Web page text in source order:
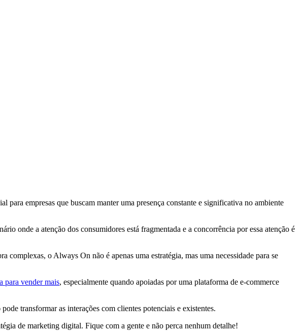
empresas que buscam manter uma presença constante e significativa no ambiente
onde a atenção dos consumidores está fragmentada e a concorrência por essa atenção é
complexas, o Always On não é apenas uma estratégia, mas uma necessidade para se
para vender mais, especialmente quando apoiadas por uma plataforma de e-commerce
transformar as interações com clientes potenciais e existentes.
de marketing digital. Fique com a gente e não perca nenhum detalhe!